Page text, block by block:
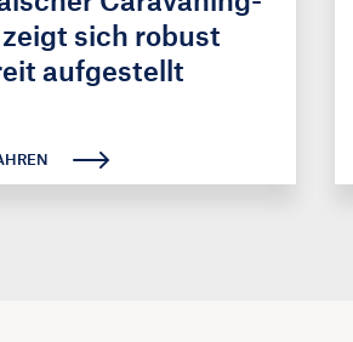
sich robust
aufgestellt